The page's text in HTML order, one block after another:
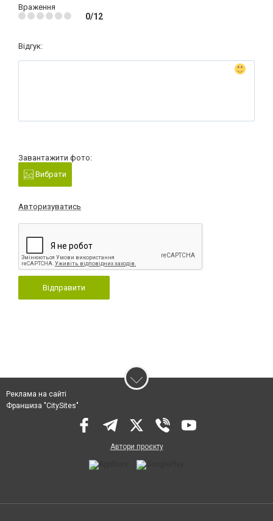
Враження
0/12
Відгук:
Завантажити фото:
Вибрати
Авторизуватись
Відправити
Реклама на сайті
Франшиза "CitySites"
Автори проєкту